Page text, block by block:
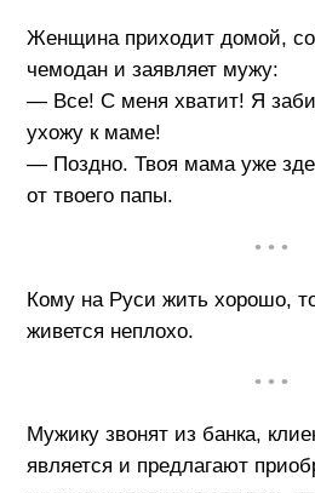
Женщина приходит домой,
чемодан и заявляет мужу:
— Все! С меня хватит! Я
ухожу к маме!
— Поздно. Твоя мама уже
от твоего папы.
• • •
Кому на Руси жить хорошо,
живется неплохо.
• • •
Мужику звонят из банка,
является и предлагают